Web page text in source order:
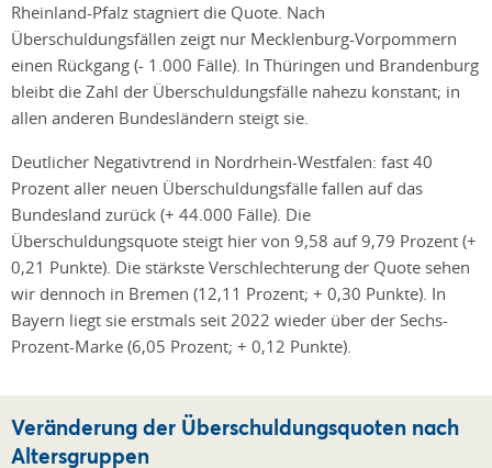
Rheinland-Pfalz stagniert die Quote. Nach
Überschuldungsfällen zeigt nur Mecklenburg-Vorpommern
einen Rückgang (- 1.000 Fälle). In Thüringen und Brandenburg
bleibt die Zahl der Überschuldungsfälle nahezu konstant; in
allen anderen Bundesländern steigt sie.
Deutlicher Negativtrend in Nordrhein-Westfalen: fast 40
Prozent aller neuen Überschuldungsfälle fallen auf das
Bundesland zurück (+ 44.000 Fälle). Die
Überschuldungsquote steigt hier von 9,58 auf 9,79 Prozent (+
0,21 Punkte). Die stärkste Verschlechterung der Quote sehen
wir dennoch in Bremen (12,11 Prozent; + 0,30 Punkte). In
Bayern liegt sie erstmals seit 2022 wieder über der Sechs-
Prozent-Marke (6,05 Prozent; + 0,12 Punkte).
Veränderung der Überschuldungsquoten nach
Altersgruppen